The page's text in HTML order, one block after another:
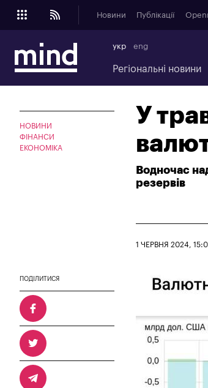
Новини Публікації
укр eng
Регіональні новини
НОВИНИ
ФІНАНСИ
ЕКОНОМІКА
У
Водночас
резервів
1 ЧЕРВНЯ 2024,
ПОДІЛИТИСЯ